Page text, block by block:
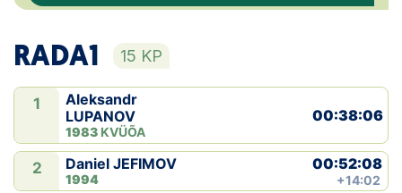
Tule klubisse!
Tulemused
Dokumendid
Klubid
RADA1 15 KP
1
Aleksandr
LUPANOV
1983 KVÜÕA
00:38:06
2 Daniel JEFIMOV
1994
00:52:08
+14:02